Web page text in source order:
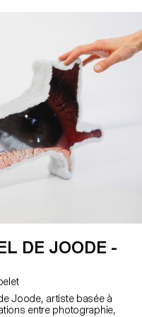
DE JOODE -
Joode, artiste basée à
entre photographie,